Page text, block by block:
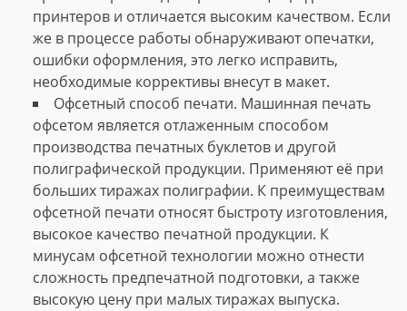
принтеров и отличается высоким качеством. Если
же в процессе работы обнаруживают опечатки,
ошибки оформления, это легко исправить,
необходимые коррективы внесут в макет.
Офсетный способ печати. Машинная печать
офсетом является отлаженным способом
производства печатных буклетов и другой
полиграфической продукции. Применяют её при
больших тиражах полиграфии. К преимуществам
офсетной печати относят быстроту изготовления,
высокое качество печатной продукции. К
минусам офсетной технологии можно отнести
сложность предпечатной подготовки, а также
высокую цену при малых тиражах выпуска.